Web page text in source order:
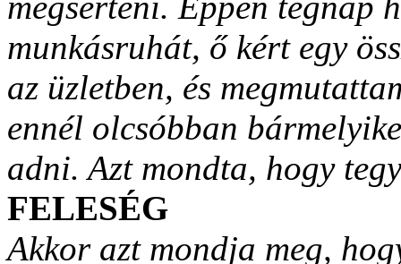
munkásruhát, ő kért egy
az üzletben, és
ennél olcsóbban
adni. Azt mondta, hogy
FELESÉG
Akkor azt mondja meg,